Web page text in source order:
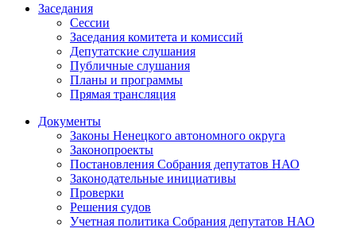
Заседания
Сессии
Заседания комитета и комиссий
Депутатские слушания
Публичные слушания
Планы и программы
Прямая трансляция
Документы
Законы Ненецкого автономного округа
Законопроекты
Постановления Собрания депутатов НАО
Законодательные инициативы
Проверки
Решения судов
Учетная политика Собрания депутатов НАО